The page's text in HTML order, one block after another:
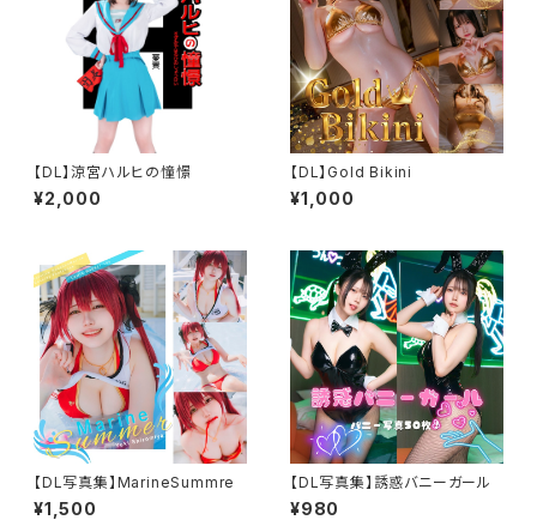
【DL】涼宮ハルヒの憧憬
¥2,000
【DL】Gold Bikini
¥1,000
【DL写真集】MarineSummre
¥1,500
【DL写真集】誘惑バニーガール
¥980